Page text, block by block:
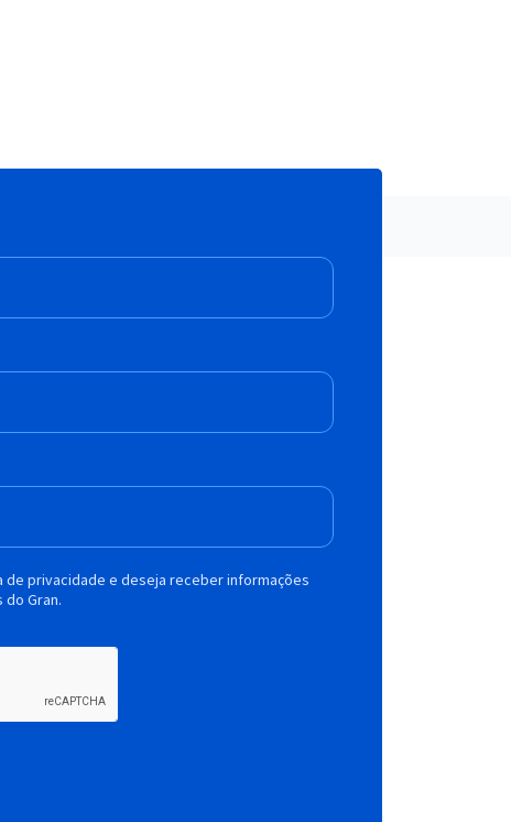
de privacidade e deseja receber informações
Gran.